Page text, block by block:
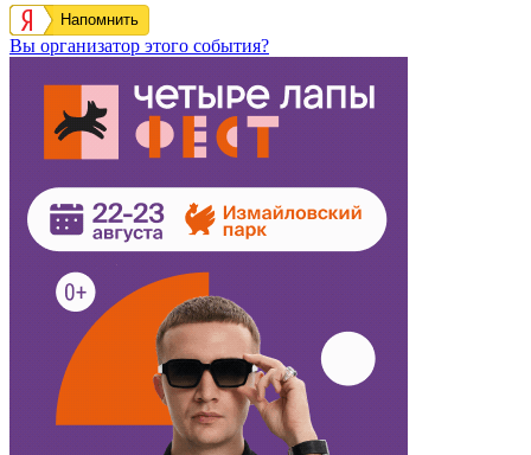
Напомнить
Вы организатор этого события?